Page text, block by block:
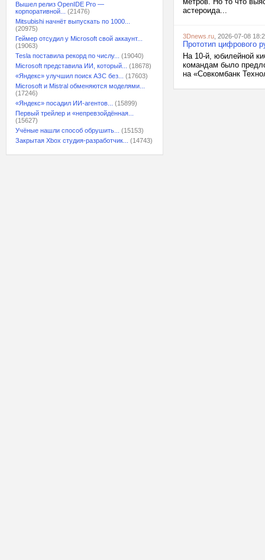
Вышел релиз OpenIDE Pro —
корпоративной...
(21476)
Mitsubishi начнёт выпускать по 1000...
(20975)
Геймер отсудил у Microsoft свой аккаунт...
(19063)
Tesla поставила рекорд по числу...
(19040)
Microsoft представила ИИ, который...
(18678)
«Яндекс» улучшил поиск АЗС без...
(17603)
Microsoft и Mistral обменяются моделями...
(17246)
«Яндекс» посадил ИИ-агентов...
(15899)
Первый трейлер и «непревзойдённая...
(15627)
Учёные нашли способ обрушить...
(15153)
Закрытая Xbox студия-разработчик...
(14743)
астероида...
3Dnews.ru , 2026-07-08
Прототип цифрового
На 10-й, юбилейной
командам было
на «Совкомбанк